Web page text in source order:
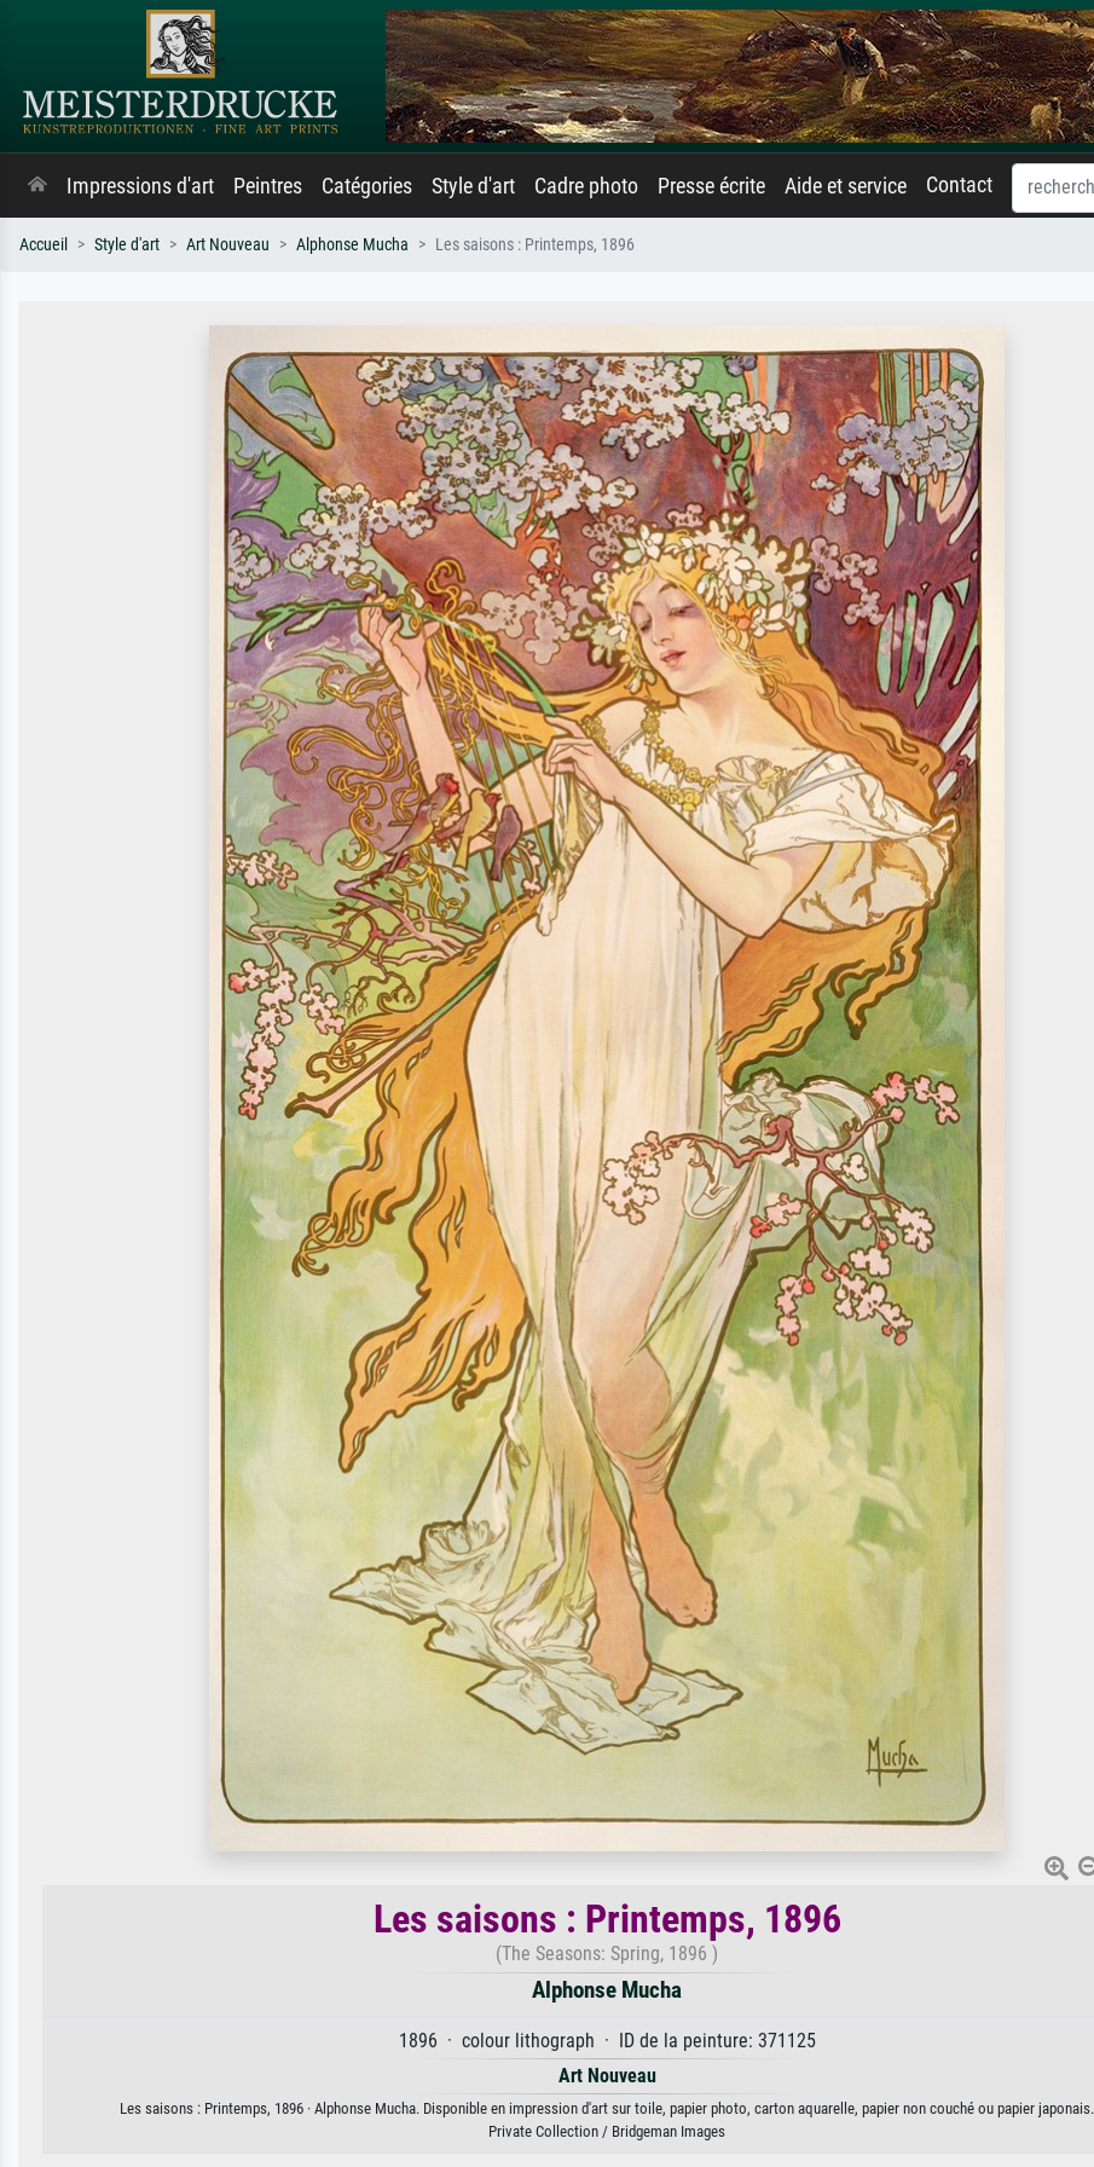
Impressions d'art Peintres Catégories Style d'art Cadre photo Presse écrite Aide et service Contact
Accueil Style d'art Art Nouveau Alphonse Mucha Les saisons : Printemps, 1896
Les saisons : Printemps, 1896
(The Seasons: Spring, 1896 )
Alphonse Mucha
1896 · colour lithograph · ID de la peinture: 371125
Art Nouveau
Les saisons : Printemps, 1896 · Alphonse Mucha. Disponible en impression d'art sur toile, papier photo, carton aquarelle, papier non couché ou papier japonais.
Private Collection / Bridgeman Images